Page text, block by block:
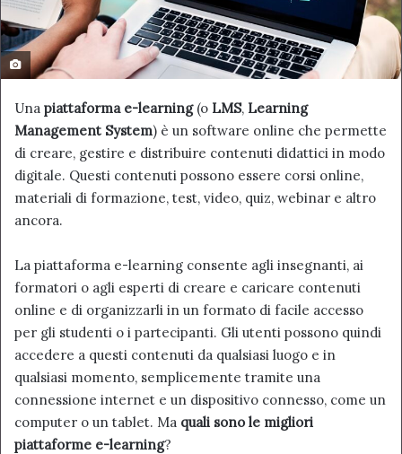
Una piattaforma e-learning(o LMS, Learning
Management System) è un software online che permette
di creare, gestire e distribuire contenuti didattici in modo
digitale. Questi contenuti possono essere corsi online,
materiali di formazione, test, video, quiz, webinar e altro
ancora.
La piattaforma e-learning consente agli insegnanti, ai
formatori o agli esperti di creare e caricare contenuti
online e di organizzarli in un formato di facile accesso
per gli studenti o i partecipanti. Gli utenti possono quindi
accedere a questi contenuti da qualsiasi luogo e in
qualsiasi momento, semplicemente tramite una
connessione internet e un dispositivo connesso, come un
computer o un tablet. Ma quali sono le migliori
piattaforme e-learning?